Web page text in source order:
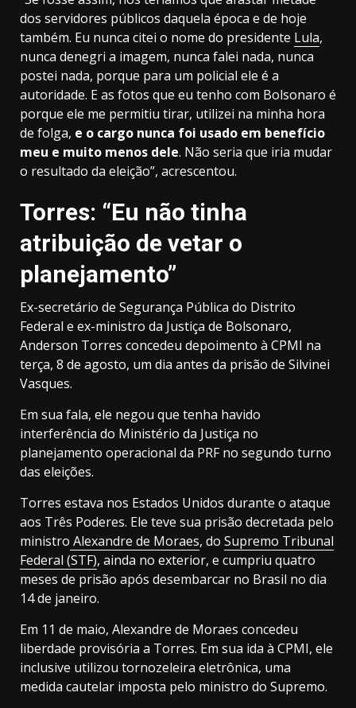
dos servidores públicos daquela época e de hoje
também. Eu nunca citei o nome do presidente Lula,
nunca denegri a imagem, nunca falei nada, nunca
postei nada, porque para um policial ele é a
autoridade. E as fotos que eu tenho com Bolsonaro é
porque ele me permitiu tirar, utilizei na minha hora
de folga, e o cargo nunca foi usado em benefício
meu e muito menos dele. Não seria que iria mudar
o resultado da eleição”, acrescentou.
Torres: “Eu não tinha
atribuição de vetar o
planejamento”
Ex-secretário de Segurança Pública do Distrito
Federal e ex-ministro da Justiça de Bolsonaro,
Anderson Torres concedeu depoimento à CPMI na
terça, 8 de agosto, um dia antes da prisão de Silvinei
Vasques.
Em sua fala, ele negou que tenha havido
interferência do Ministério da Justiça no
planejamento operacional da PRF no segundo turno
das eleições.
Torres estava nos Estados Unidos durante o ataque
aos Três Poderes. Ele teve sua prisão decretada pelo
ministro Alexandre de Moraes, do Supremo Tribunal
Federal (STF), ainda no exterior, e cumpriu quatro
meses de prisão após desembarcar no Brasil no dia
14 de janeiro.
Em 11 de maio, Alexandre de Moraes concedeu
liberdade provisória a Torres. Em sua ida à CPMI, ele
inclusive utilizou tornozeleira eletrônica, uma
medida cautelar imposta pelo ministro do Supremo.